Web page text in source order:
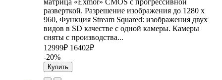
разверткой. Разрешение изображения до 1280 x
960, Функция Stream Squared: изображения двух
видов в SD качестве с одной камеры. Камеры
сняты с производства...
12999₽ 16402₽
-20%
Купить